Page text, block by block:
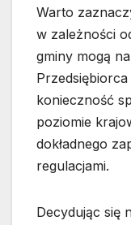
Warto
w zależności
gminy mogą
konieczność
poziomie
dokładnego
regulacjami.
Decydując się